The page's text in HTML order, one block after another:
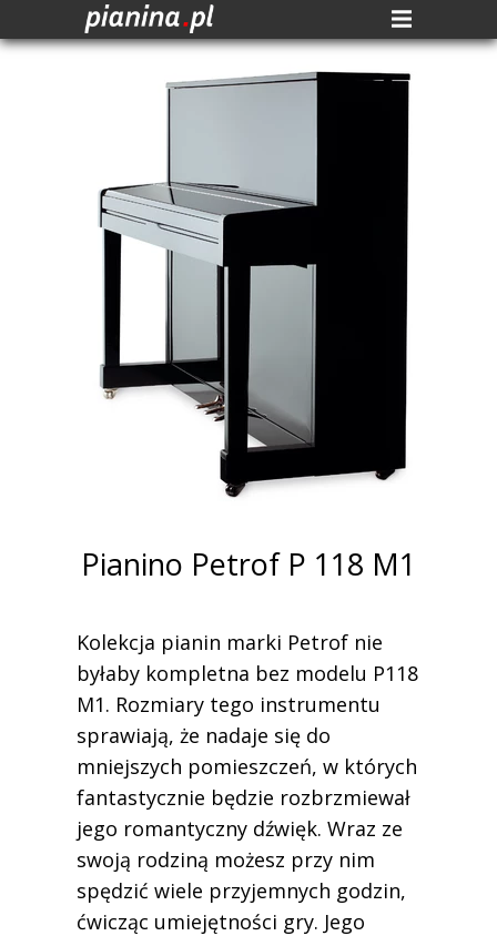
Pianino Petrof P 118 M1
Kolekcja pianin marki Petrof nie
byłaby kompletna bez modelu P118
M1. Rozmiary tego instrumentu
sprawiają, że nadaje się do
mniejszych pomieszczeń, w których
fantastycznie będzie rozbrzmiewał
jego romantyczny dźwięk. Wraz ze
swoją rodziną możesz przy nim
spędzić wiele przyjemnych godzin,
ćwicząc umiejętności gry. Jego